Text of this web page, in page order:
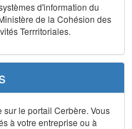
d'information du
de la Cohésion des
Terrritoriales.
sur le portail Cerbère. Vous
à votre entreprise ou à